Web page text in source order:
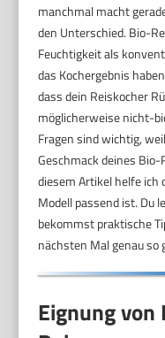
manchmal macht
den Unterschied. Bio-
Feuchtigkeit als
das Kochergebnis
dass dein Reiskocher
möglicherweise nicht-
Fragen sind wichtig,
Geschmack deines
diesem Artikel helfe ich
Modell passend ist. Du
bekommst praktische
nächsten Mal genau so
Eignung